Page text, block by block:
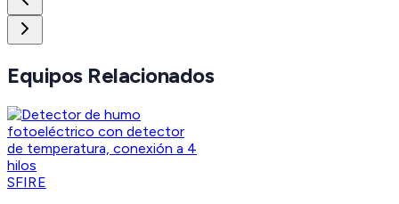
Equipos Relacionados
SFIRE